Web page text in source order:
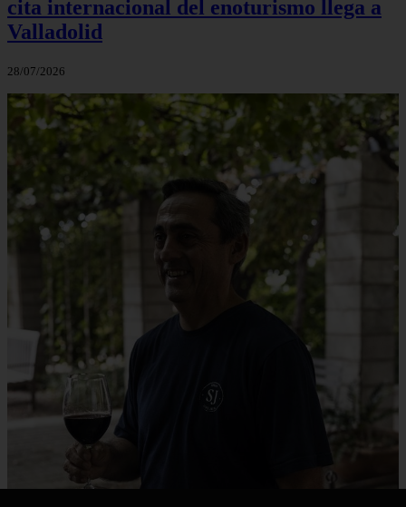
cita internacional del enoturismo llega a
Valladolid
28/07/2026